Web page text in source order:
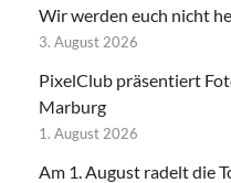
Wir werden euch nicht
3. August 2026
PixelClub präsentiert
Marburg
1. August 2026
Am 1. August radelt die